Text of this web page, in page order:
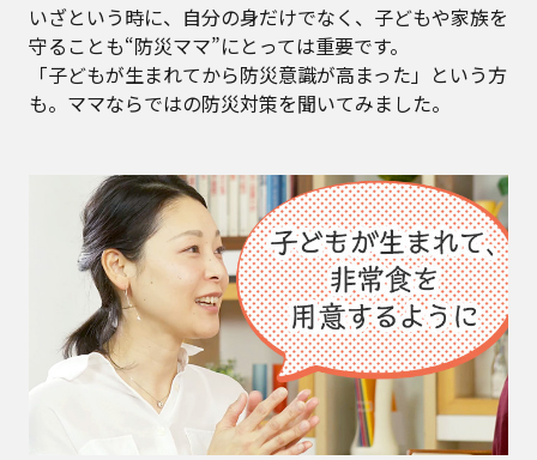
いざという時に、自分の身だけでなく、子どもや家族を
守ることも“防災ママ”にとっては重要です。
「子どもが生まれてから防災意識が高まった」という方
も。ママならではの防災対策を聞いてみました。